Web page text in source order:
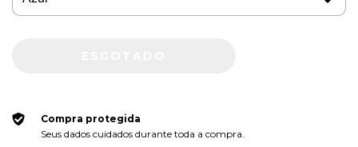
Compra protegida
Seus dados cuidados durante toda a compra.